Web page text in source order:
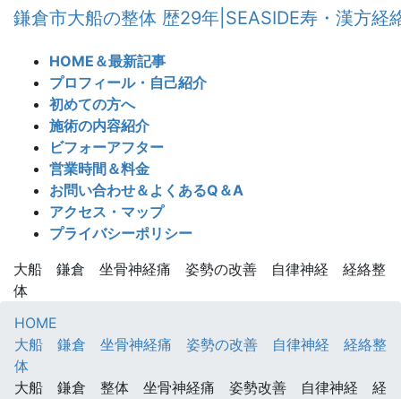
鎌倉市大船の整体 歴29年|SEASIDE寿・漢方経
HOME＆最新記事
プロフィール・自己紹介
初めての方へ
施術の内容紹介
ビフォーアフター
営業時間＆料金
お問い合わせ＆よくあるQ＆A
アクセス・マップ
プライバシーポリシー
大船 鎌倉 坐骨神経痛 姿勢の改善 自律神経 経絡整
体
HOME
大船 鎌倉 坐骨神経痛 姿勢の改善 自律神経 経絡整
体
大船 鎌倉 整体 坐骨神経痛 姿勢改善 自律神経 経